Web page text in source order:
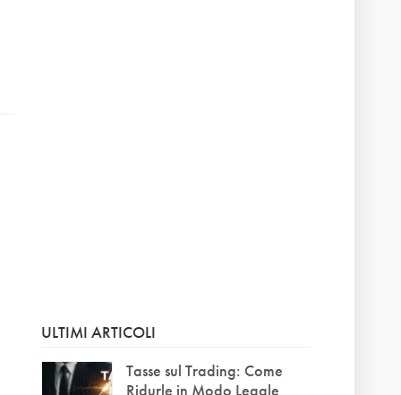
ULTIMI ARTICOLI
Tasse sul Trading: Come
Ridurle in Modo Legale